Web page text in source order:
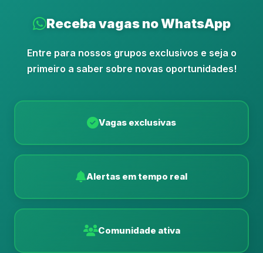
Receba vagas no WhatsApp
Entre para nossos grupos exclusivos e seja o
primeiro a saber sobre novas oportunidades!
Vagas exclusivas
Alertas em tempo real
Comunidade ativa